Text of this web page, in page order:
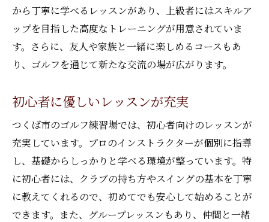
から丁寧に学べるレッスンがあり、上級者にはスキルア
ップを目指した高度なトレーニングが用意されていま
す。さらに、友人や家族と一緒に楽しめるコースもあ
り、ゴルフを通じて新たな交流の場が広がります。
初心者に優しいレッスンが充実
つくば市のゴルフ練習場では、初心者向けのレッスンが
充実しています。プロのインストラクターが個別に指導
し、基礎からしっかりと学べる環境が整っています。特
に初心者には、クラブの持ち方やスイングの基本を丁寧
に教えてくれるので、初めてでも安心して始めることが
できます。また、グループレッスンもあり、仲間と一緒